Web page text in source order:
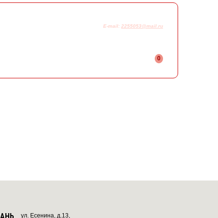
E-mail: 2255053@mail.ru
0
ул. Есенина, д.13,